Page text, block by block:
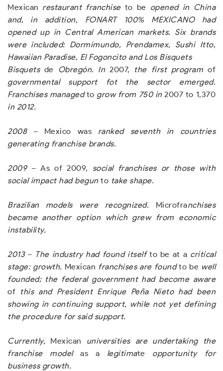
Mexican restaurant franchise to be opened in China
and, in addition, FONART 100% MEXICANO had
opened up in Central American markets. Six brands
were included: Dormimundo, Prendamex, Sushi Itto,
Hawaiian Paradise, El Fogoncito and Los Bisquets
Bisquets de Obregón. In 2007, the first program of
governmental support fot the sector emerged.
Franchises managedto grow from 750 in2007 to 1,370
in 2012.
2008 – Mexico was ranked seventh in countries
generating franchise brands.
2009 – As of 2009, social franchises or those with
social impact had begun to take shape.
Brazilian models were recognized. Microfranchises
became another option which grew from economic
instability.
2013 – The industry had found itselfto be at a critical
stage: growth. Mexican franchises are foundto be well
founded; the federal government had become aware
of this and President Enrique Peña Nieto had been
showing in continuing support, while not yet defining
the procedure for said support.
Currently, Mexican universities are undertaking the
franchise modelas a legitimate opportunity for
business growth.